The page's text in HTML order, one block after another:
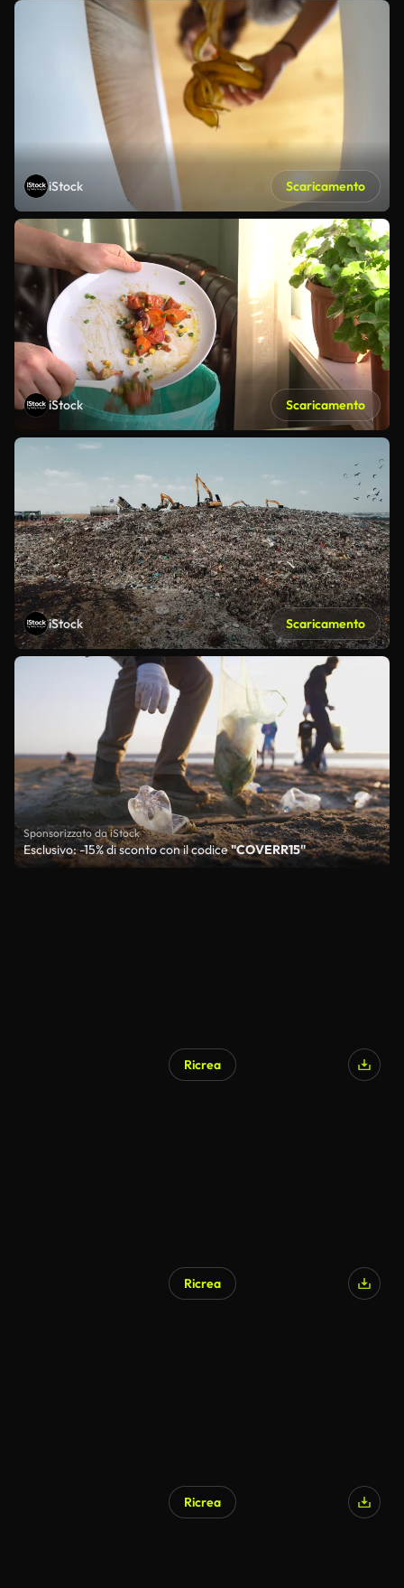
iStock Scaricamento
iStock Scaricamento
iStock Scaricamento
Sponsorizzato da iStock
Esclusivo: -15% di sconto con il codice"COVERR15"
Ricrea
Ricrea
Ricrea